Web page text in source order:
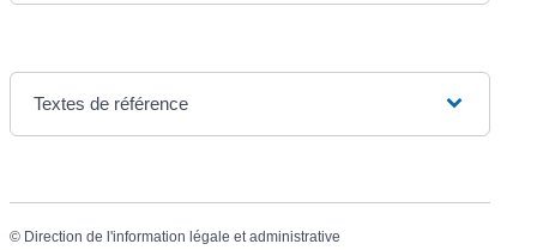
Textes de référence
© Direction de l'information légale et administrative